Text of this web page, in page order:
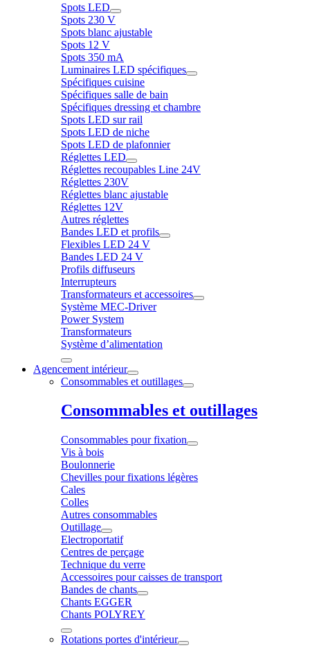
Spots LED
Spots 230 V
Spots blanc ajustable
Spots 12 V
Spots 350 mA
Luminaires LED spécifiques
Spécifiques cuisine
Spécifiques salle de bain
Spécifiques dressing et chambre
Spots LED sur rail
Spots LED de niche
Spots LED de plafonnier
Réglettes LED
Réglettes recoupables Line 24V
Réglettes 230V
Réglettes blanc ajustable
Réglettes 12V
Autres réglettes
Bandes LED et profils
Flexibles LED 24 V
Bandes LED 24 V
Profils diffuseurs
Interrupteurs
Transformateurs et accessoires
Système MEC-Driver
Power System
Transformateurs
Système d’alimentation
Agencement intérieur
Consommables et outillages
Consommables et outillages
Consommables pour fixation
Vis à bois
Boulonnerie
Chevilles pour fixations légères
Cales
Colles
Autres consommables
Outillage
Electroportatif
Centres de perçage
Technique du verre
Accessoires pour caisses de transport
Bandes de chants
Chants EGGER
Chants POLYREY
Rotations portes d'intérieur